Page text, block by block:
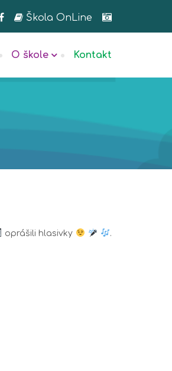
Škola OnLine
O škole Kontakt
oprášili hlasivky
.